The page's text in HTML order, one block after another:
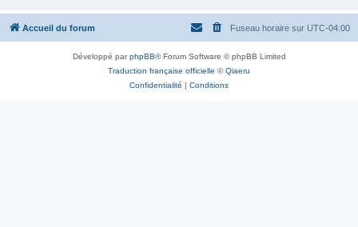
Accueil du forum Fuseau horaire sur UTC-04:00
Développé parphpBB® Forum Software © phpBB Limited
Traduction française officielle ©Qiaeru
Confidentialité | Conditions